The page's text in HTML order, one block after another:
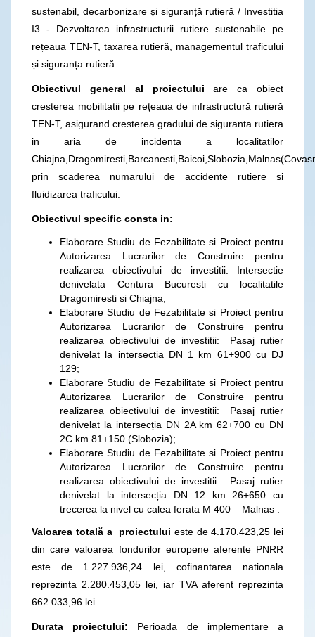
sustenabil, decarbonizare și siguranță rutieră / Investitia
I3 - Dezvoltarea infrastructurii rutiere sustenabile pe
rețeaua TEN-T, taxarea rutieră, managementul traficului
și siguranța rutieră.
Obiectivul general al proiectului are ca obiect
cresterea mobilitatii pe rețeaua de infrastructură rutieră
TEN-T, asigurand cresterea gradului de siguranta rutiera
in aria de incidenta a localitatilor
prin scaderea numarului de accidente rutiere si
fluidizarea traficului.
Obiectivul specific consta in:
Elaborare Studiu de Fezabilitate si Proiect pentru
Autorizarea Lucrarilor de Construire pentru
realizarea obiectivului de investitii: Intersectie
denivelata Centura Bucuresti cu localitatile
Dragomiresti si Chiajna;
Elaborare Studiu de Fezabilitate si Proiect pentru
Autorizarea Lucrarilor de Construire pentru
realizarea obiectivului de investitii: Pasaj rutier
denivelat la intersecția DN 1 km 61+900 cu DJ
129;
Elaborare Studiu de Fezabilitate si Proiect pentru
Autorizarea Lucrarilor de Construire pentru
realizarea obiectivului de investitii: Pasaj rutier
denivelat la intersecția DN 2A km 62+700 cu DN
2C km 81+150 (Slobozia);
Elaborare Studiu de Fezabilitate si Proiect pentru
Autorizarea Lucrarilor de Construire pentru
realizarea obiectivului de investitii: Pasaj rutier
denivelat la intersecția DN 12 km 26+650 cu
trecerea la nivel cu calea ferata M 400 – Malnas .
Valoarea totală a proiectului este de 4.170.423,25 lei
din care valoarea fondurilor europene aferente PNRR
este de 1.227.936,24 lei, cofinantarea nationala
reprezinta 2.280.453,05 lei, iar TVA aferent reprezinta
662.033,96 lei.
Durata proiectului: Perioada de implementare a